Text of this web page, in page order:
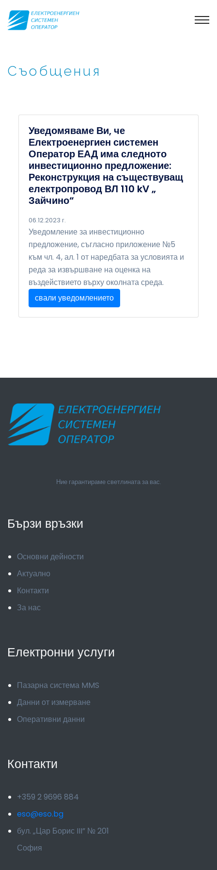
Съобщения
Уведомяваме Ви, че
Електроенергиен системен
Оператор ЕАД има следното
инвестиционно предложение:
Реконструкция на съществуващ
електропровод ВЛ 110 kV „
Зайчино“
06.12.2023 г.
Уведомление за инвестиционно
предложение, съгласно приложение №5
към чл. 4, ал. 1 от наредбата за условията и
реда за извършване на оценка на
въздействието върху околната среда.
свали уведомлението
Ние гарантираме светлината за вас.
Бързи връзки
Основни дейности
Актуално
Контакти
За нас
Електронни услуги
Пазарна система MMS
Данни от измерване
Оперативни данни
Контакти
+359 2 9696 884
eso@eso.bg
бул. „Цар Борис III” № 201
София